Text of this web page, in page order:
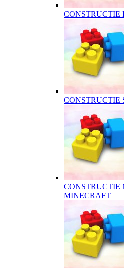
CONSTRUCTIE
CONSTRUCTIE
CONSTRUCTIE
MINECRAFT